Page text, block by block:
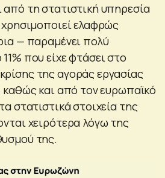
τη στατιστική υπηρεσία
ελαφρώς
— παραμένει πολύ
που είχε φτάσει στο
της αγοράς εργασίας
και από τον ευρωπαϊκό
στατιστικά στοιχεία της
χειρότερα λόγω της
της.